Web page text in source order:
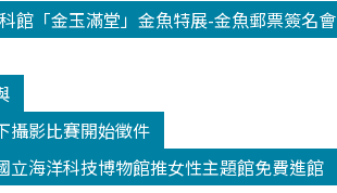
科館「金玉滿堂」金魚特展-金魚郵票簽名會
攝影比賽開始徵件
立海洋科技博物館推女性主題館免費進館